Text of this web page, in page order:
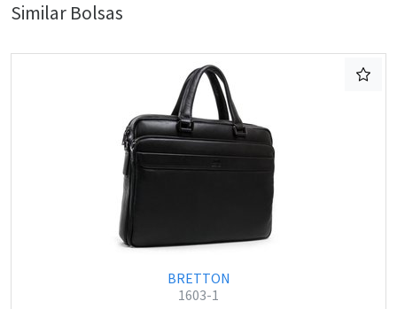
Similar Bolsas
BRETTON
1603-1